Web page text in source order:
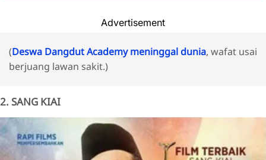
Advertisement
(Deswa Dangdut Academy meninggal dunia, wafat usai
berjuang lawan sakit.)
2. SANG KIAI